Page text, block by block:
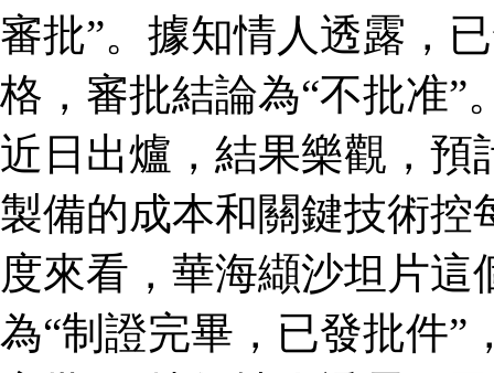
審批”。據知情人透露，
格，審批結論為“不批准”
近日出爐，結果樂觀，預
製備的成本和關鍵技術
度來看，華海纈沙坦片
為“制證完畢，已發批件”